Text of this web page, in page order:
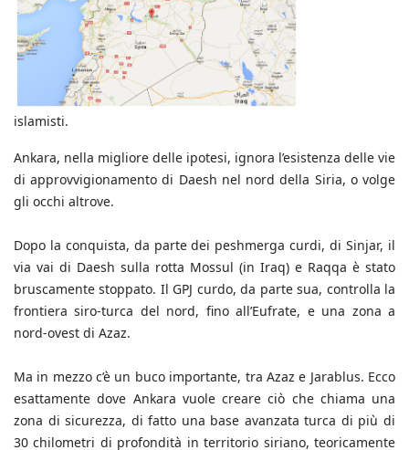
islamisti.
Ankara, nella migliore delle ipotesi, ignora l’esistenza delle vie
di approvvigionamento di Daesh nel nord della Siria, o volge
gli occhi altrove.
Dopo la conquista, da parte dei peshmerga curdi, di Sinjar, il
via vai di Daesh sulla rotta Mossul (in Iraq) e Raqqa è stato
bruscamente stoppato. Il GPJ curdo, da parte sua, controlla la
frontiera siro-turca del nord, fino all’Eufrate, e una zona a
nord-ovest di Azaz.
Ma in mezzo c’è un buco importante, tra Azaz e Jarablus. Ecco
esattamente dove Ankara vuole creare ciò che chiama una
zona di sicurezza, di fatto una base avanzata turca di più di
30 chilometri di profondità in territorio siriano, teoricamente